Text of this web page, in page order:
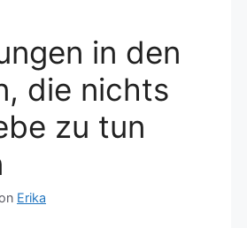
in den
die nichts
zu tun
Erika